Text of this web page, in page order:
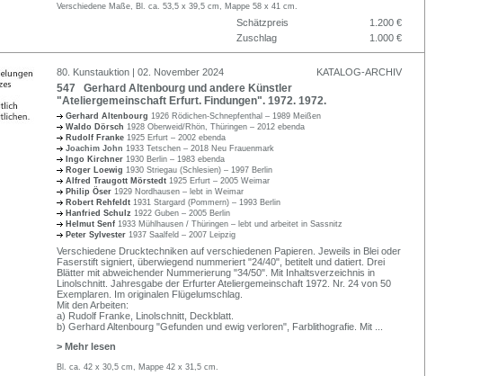
Verschiedene Maße, Bl. ca. 53,5 x 39,5 cm, Mappe 58 x 41 cm.
Schätzpreis
1.200 €
Zuschlag
1.000 €
80. Kunstauktion | 02. November 2024 KATALOG-ARCHIV
547 Gerhard Altenbourg und andere Künstler
"Ateliergemeinschaft Erfurt. Findungen". 1972. 1972.
Gerhard Altenbourg 1926 Rödichen-Schnepfenthal – 1989 Meißen
Waldo Dörsch 1928 Oberweid/Rhön, Thüringen – 2012 ebenda
Rudolf Franke 1925 Erfurt – 2002 ebenda
Joachim John 1933 Tetschen – 2018 Neu Frauenmark
Ingo Kirchner 1930 Berlin – 1983 ebenda
Roger Loewig 1930 Striegau (Schlesien) – 1997 Berlin
Alfred Traugott Mörstedt 1925 Erfurt – 2005 Weimar
Philip Öser 1929 Nordhausen – lebt in Weimar
Robert Rehfeldt 1931 Stargard (Pommern) – 1993 Berlin
Hanfried Schulz 1922 Guben – 2005 Berlin
Helmut Senf 1933 Mühlhausen / Thüringen – lebt und arbeitet in Sassnitz
Peter Sylvester 1937 Saalfeld – 2007 Leipzig
Verschiedene Drucktechniken auf verschiedenen Papieren. Jeweils in Blei oder
Faserstift signiert, überwiegend nummeriert "24/40", betitelt und datiert. Drei
Blätter mit abweichender Nummerierung "34/50". Mit Inhaltsverzeichnis in
Linolschnitt. Jahresgabe der Erfurter Ateliergemeinschaft 1972. Nr. 24 von 50
Exemplaren. Im originalen Flügelumschlag.
Mit den Arbeiten:
a) Rudolf Franke, Linolschnitt, Deckblatt.
b) Gerhard Altenbourg "Gefunden und ewig verloren", Farblithografie. Mit
> Mehr lesen
Bl. ca. 42 x 30,5 cm, Mappe 42 x 31,5 cm.